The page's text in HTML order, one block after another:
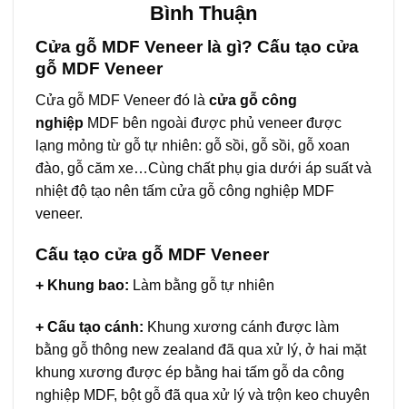
Bình Thuận
Cửa gỗ MDF Veneerlà gì? Cấu tạo cửa
gỗ MDF Veneer
Cửa gỗ MDF Veneer đó là cửa gỗ công
nghiệp MDF bên ngoài được phủ veneer được
lạng mỏng từ gỗ tự nhiên: gỗ sồi, gỗ sồi, gỗ xoan
đào, gỗ căm xe…Cùng chất phụ gia dưới áp suất và
nhiệt độ tạo nên tấm cửa gỗ công nghiệp MDF
veneer.
Cấu tạo cửa gỗ MDF Veneer
+ Khung bao: Làm bằng gỗ tự nhiên
+ Cấu tạo cánh: Khung xương cánh được làm
bằng gỗ thông new zealand đã qua xử lý, ở hai mặt
khung xương được ép bằng hai tấm gỗ da công
nghiệp MDF, bột gỗ đã qua xử lý và trộn keo chuyên